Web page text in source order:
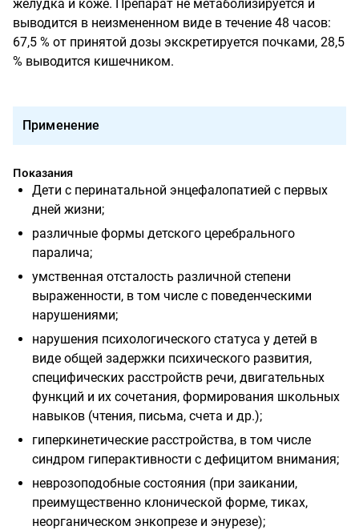
желудка и коже. Препарат не метаболизируется и
выводится в неизмененном виде в течение 48 часов:
67,5 % от принятой дозы экскретируется почками, 28,5
% выводится кишечником.
Применение
Показания
Дети с перинатальной энцефалопатией c первых
дней жизни;
различные формы детского церебрального
паралича;
умственная отсталость различной степени
выраженности, в том числе с поведенческими
нарушениями;
нарушения психологического статуса у детей в
виде общей задержки психического развития,
специфических расстройств речи, двигательных
функций и их сочетания, формирования школьных
навыков (чтения, письма, счета и др.);
гиперкинетические расстройства, в том числе
синдром гиперактивности с дефицитом внимания;
неврозоподобные состояния (при заикании,
преимущественно клонической форме, тиках,
неорганическом энкопрезе и энурезе);